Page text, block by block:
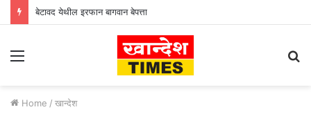
बेटावद येथील इरफान बागवान बेपत्ता
Menu
Home / खान्देश